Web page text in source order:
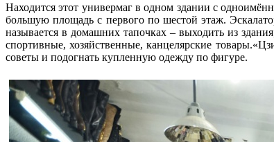
Находится этот универмаг в одном здании с
большую площадь с первого по шестой этаж.
называется в домашних тапочках – выходить из
спортивные, хозяйственные, канцелярские
советы и подогнать купленную одежду по фигуре.